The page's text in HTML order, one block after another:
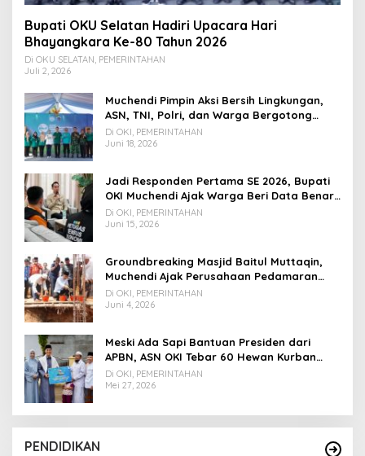
Bupati OKU Selatan Hadiri Upacara Hari
Bhayangkara Ke-80 Tahun 2026
Di OKU SELATAN, PEMERINTAHAN
Juli 2, 2026
Muchendi Pimpin Aksi Bersih Lingkungan,
ASN, TNI, Polri, dan Warga Bergotong
Royong
Di OKI, PEMERINTAHAN
Juni 18, 2026
Jadi Responden Pertama SE 2026, Bupati
OKI Muchendi Ajak Warga Beri Data Benar
ke Petugas BPS
Di OKI, PEMERINTAHAN
Juni 15, 2026
Groundbreaking Masjid Baitul Muttaqin,
Muchendi Ajak Perusahaan Pedamaran
Timur Turut Bantu
Di OKI, PEMERINTAHAN
Juni 4, 2026
Meski Ada Sapi Bantuan Presiden dari
APBN, ASN OKI Tebar 60 Hewan Kurban
Tanpa Gunakan APBD
Di OKI, PEMERINTAHAN
Mei 27, 2026
PENDIDIKAN